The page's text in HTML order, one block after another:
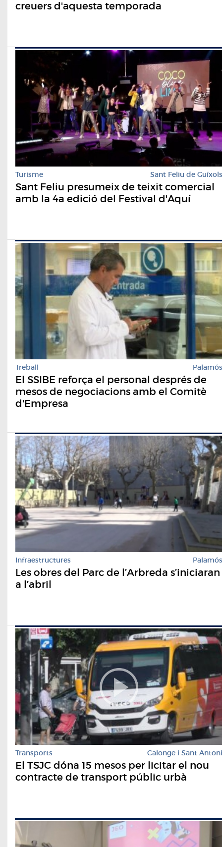
creuers d'aquesta temporada
Turisme Sant Feliu de Guíxols
Sant Feliu presumeix de teixit comercial
amb la 4a edició del Festival d'Aquí
Treball Palamós
El SSIBE reforça el personal després de
mesos de negociacions amb el Comitè
d'Empresa
Infraestructures Palamós
Les obres del Parc de l’Arbreda s’iniciaran
a l’abril
Transports Calonge i Sant Antoni
El TSJC dóna 15 mesos per licitar el nou
contracte de transport públic urbà